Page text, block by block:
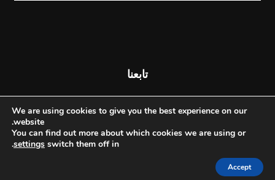
تابعنا
© جميع الحقوق محفوظة - المجلس الوطني للمقاومة الإيرانية - 2026
We are using cookies to give you the best experience on our
website.
You can find out more about which cookies we are using or
switch them off in
settings
.
Accept